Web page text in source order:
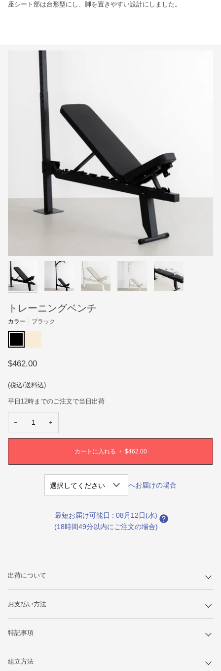
座シート部は台形型にし、脚を置きやすい設計にしました。
トレーニングベンチ
カラー ブラック
ブ
ク
リ
$462.00
(税込/送料込)
平日12時までのご注文で当日出荷
− +
カートに入れる • $462.00
へお届けの場合
最短お届け可能日 : 08月12日(水)
(18時間49分以内にご注文の場合)
出荷について
お支払い方法
特記事項
組立方法